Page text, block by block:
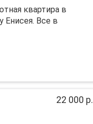
квартира в
Енисея. Все в
22 000 р.